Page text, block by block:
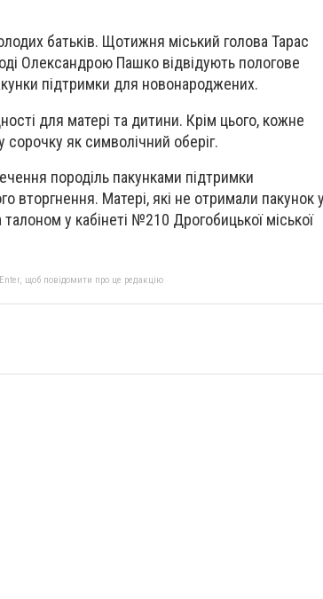
батьків. Щотижня міський голова Тарас
Олександрою Пашко відвідують пологове
підтримки для новонароджених.
для матері та дитини. Крім цього, кожне
як символічний оберіг.
породіль пакунками підтримки
вторгнення. Матері, які не отримали пакунок у
у кабінеті №210 Дрогобицької міської
щоб повідомити про це редакцію